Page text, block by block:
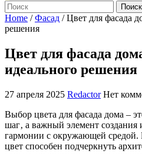
меню
Поиск
Home /Фасад /Цвет для фасада
решения
Цвет для фасада
идеального решения
27 апреля 2025 Redactor Нет
Выбор цвета для фасада дома –
шаг‚ а важный элемент создания
гармонии с окружающей
цвет способен подчеркнуть